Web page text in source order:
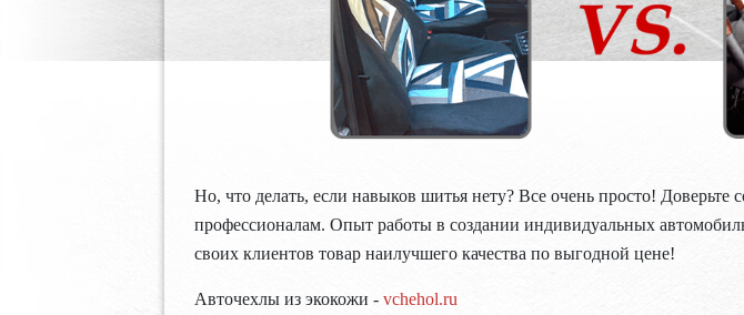
Но, что делать, если навыков шитья нету? Все очень просто! Доверьте
профессионалам. Опыт работы в создании индивидуальных
своих клиентов товар наилучшего качества по выгодной цене!
Авточехлы из экокожи - vchehol.ru